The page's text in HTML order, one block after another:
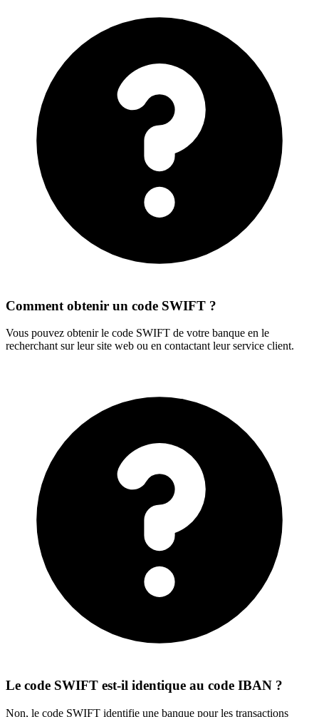
Comment obtenir un code SWIFT ?
Vous pouvez obtenir le code SWIFT de votre banque en le
recherchant sur leur site web ou en contactant leur service client.
Le code SWIFT est-il identique au code IBAN ?
Non, le code SWIFT identifie une banque pour les transactions